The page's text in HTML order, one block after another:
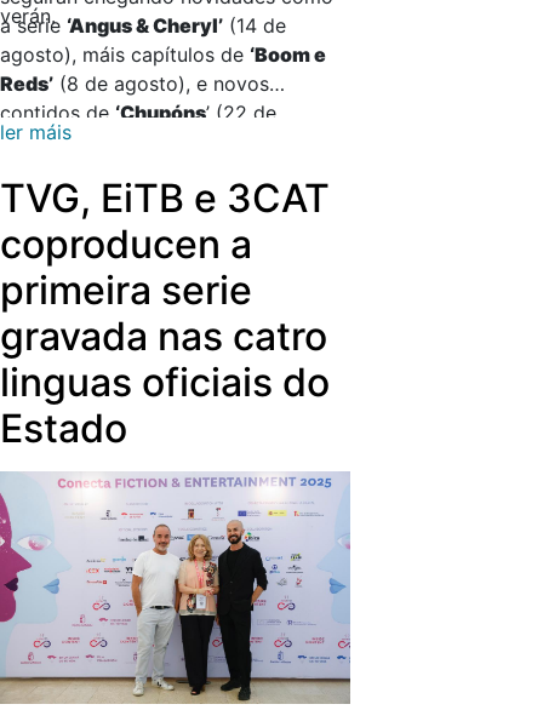
verán.
a serie ‘Angus & Cheryl’ (14 de
agosto), máis capítulos de ‘Boom e
Reds’ (8 de agosto), e novos
contidos de ‘Chupóns’ (22 de
agosto) e
ler máis
TVG, EiTB e 3CAT
coproducen a
primeira serie
gravada nas catro
linguas oficiais do
Estado